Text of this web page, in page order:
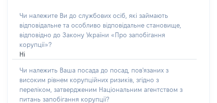
Чи належите Ви до службових осіб, які займають
відповідальне та особливо відповідальне становище,
відповідно до Закону України «Про запобігання
корупції»?
Ні
Чи належить Ваша посада до посад, пов'язаних з
високим рівнем корупційних ризиків, згідно з
переліком, затвердженим Національним агентством з
питань запобігання корупції?